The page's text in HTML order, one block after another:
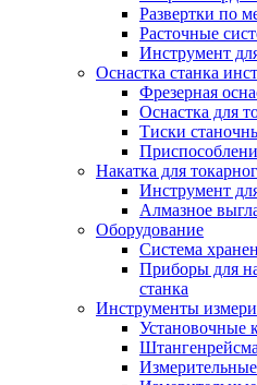
Развертки по
Расточные
Инструмент
Оснастка станка
Фрезерная
Оснастка для
Тиски
Накатка для
Инструмент
Алмазное
Оборудование
Система
Приборы для
станка
Инструменты
Установочные